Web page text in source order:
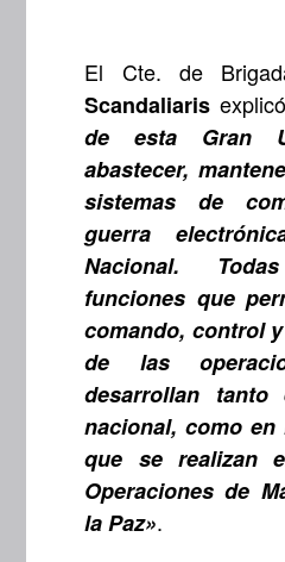
El Cte. de
Scandaliaris
de esta Gran
abastecer,
sistemas de
guerra
Nacional.
funciones que
comando, control
de las
desarrollan
nacional, como
que se realizan
Operaciones de
la Paz».